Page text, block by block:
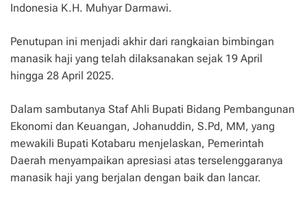
Indonesia K.H. Muhyar Darmawi.
Penutupan ini menjadi akhir dari rangkaian bimbingan
manasik haji yang telah dilaksanakan sejak 19 April
hingga 28 April 2025.
Dalam sambutanya Staf Ahli Bupati Bidang Pembangunan
Ekonomi dan Keuangan, Johanuddin, S.Pd, MM, yang
mewakili Bupati Kotabaru menjelaskan, Pemerintah
Daerah menyampaikan apresiasi atas terselenggaranya
manasik haji yang berjalan dengan baik dan lancar.